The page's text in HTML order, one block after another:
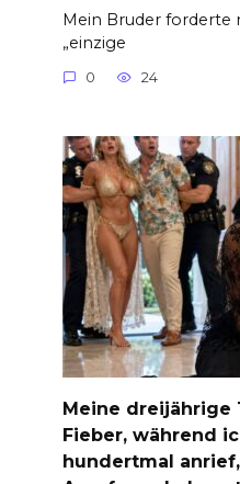
Mein Bruder forderte
„einzige
0 24
Meine dreijährige
Fieber, während
hundertmal